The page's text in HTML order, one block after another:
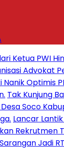
Ketua PWI
Advokat
Optimis
Tak Kunjung
Soco
Lancar
Rekrutmen
Jadi